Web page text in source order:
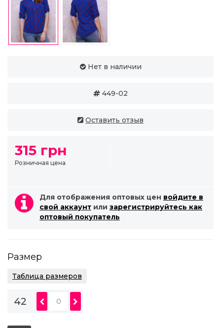
Нет в наличии
449-02
Оставить отзыв
315 грн
Розничная цена
Для отображения оптовых цен войдите в
свой аккаунт или зарегистрируйтесь как
оптовый покупатель
Размер
Таблица размеров
42